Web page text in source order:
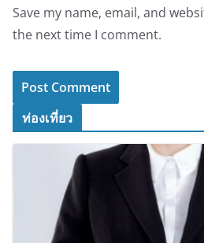
Save my name, email, and
the next time I comment.
ท่องเที่ยว